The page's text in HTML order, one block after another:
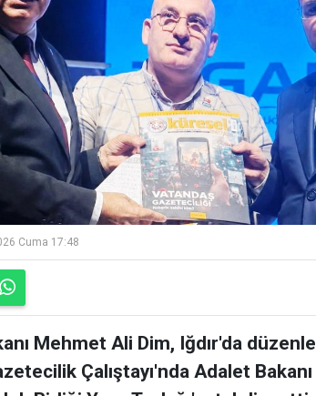
Cuma 17:48
Mehmet Ali Dim, Iğdır'da
Çalıştayı'nda Adalet